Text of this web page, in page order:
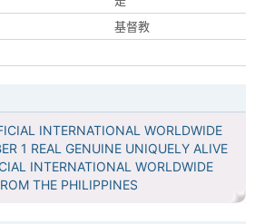
基督教
INTERNATIONAL WORLDWIDE
1 REAL GENUINE UNIQUELY ALIVE
INTERNATIONAL WORLDWIDE
THE PHILIPPINES